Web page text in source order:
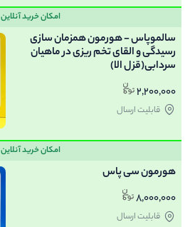
امکان خرید آنلاین
سالموپاس - هورمون همزمان سازی
رسیدگی و القای تخم ریزی در ماهیان
سردابی(قزل الا)
2,200,000
قابلیت ارسال
امکان خرید آنلاین
هورمون سی پاس
8,000,000
قابلیت ارسال